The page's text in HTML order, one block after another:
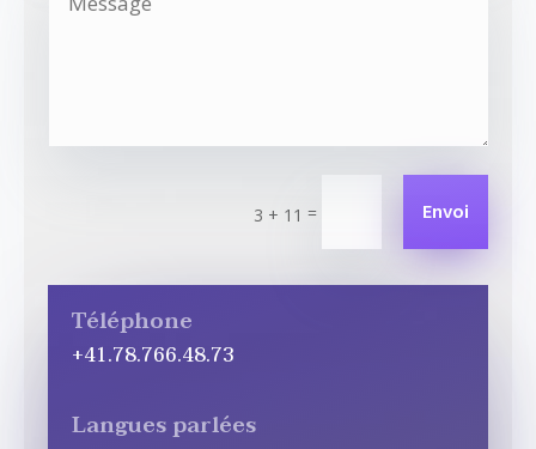
3 + 11 = Envoi
Téléphone
+41.78.766.48.73
Langues parlées